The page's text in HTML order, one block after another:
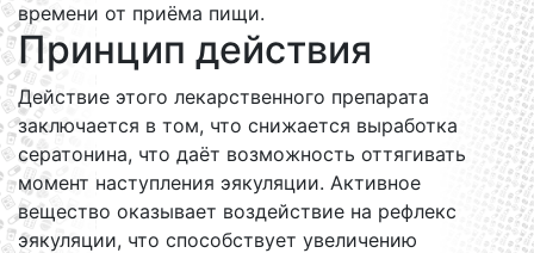
времени от приёма пищи.
Принцип действия
Действие этого лекарственного препарата
заключается в том, что снижается выработка
сератонина, что даёт возможность оттягивать
момент наступления эякуляции. Активное
вещество оказывает воздействие на рефлекс
эякуляции, что способствует увеличению